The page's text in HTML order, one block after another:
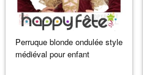
Perruque blonde ondulée style
médiéval pour enfant